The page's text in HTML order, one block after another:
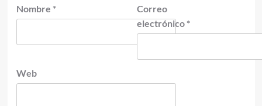
Nombre *
Correo
electrónico *
Web